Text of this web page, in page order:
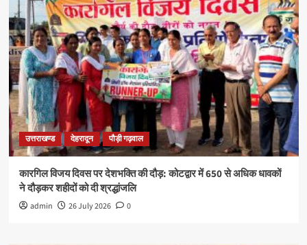
उत्तराखण्ड देहरादून पौड़ी गढ़वाल
कारगिल विजय दिवस पर देशभक्ति की दौड़: कोटद्वार में 650 से अधिक धावकों
ने दौड़कर शहीदों को दी श्रद्धांजलि
admin 26 July 2026 0